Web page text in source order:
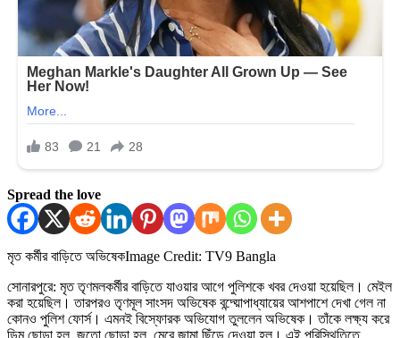
Spread the love
মৃত কর্মীর বাড়িতে অভিষেকImage Credit: TV9 Bangla
সোনারপুরে: মৃত তৃণমলকর্মীর বাড়িতে যাওয়ার আগে পুলিশকে খবর দেওয়া হয়েছিল। মেইল
করা হয়েছিল। তারপরও তৃণমূল সাংসদ অভিষেক বন্দ্য়োপাধ্যায়ের আশপাশে দেখা গেল না
কোনও পুলিশ ফোর্স। এমনই বিস্ফোরক অভিযোগ তুললেন অভিষেক। তাঁকে লক্ষ্য করে